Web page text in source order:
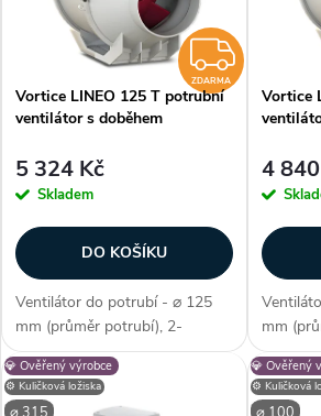
í
p
r
o
d
u
s
p
r
o
d
u
ZDARMA
Vortice LINEO 125 T potrubní
ventilátor s doběhem
5 324 Kč
Skladem
DO KOŠÍKU
Ventilátor do potrubí - ⌀ 125
mm (průměr potrubí), 2-
stupňová regulace, AC motor, s
časovým doběhem, kuličková
ložiska, průtok vzduchu max.
Vortice
4
mm
vzduchu
⚙️ Kuličková ložiska
💎 Ověřený výrobce
⌀ 315
⚙️ Kuličková
⌀ 100
💎 Ověřený